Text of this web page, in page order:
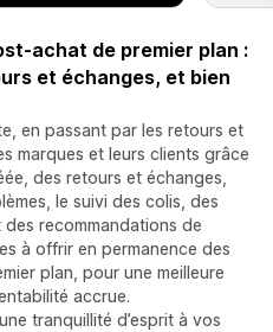
achat de premier plan :
et échanges, et bien
en passant par les retours et
marques et leurs clients grâce
des retours et échanges,
le suivi des colis, des
recommandations de
à offrir en permanence des
plan, pour une meilleure
accrue.
tranquillité d’esprit à vos